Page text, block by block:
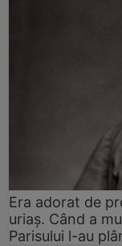
Era adorat de
uriaș. Când a
Parisului l-au